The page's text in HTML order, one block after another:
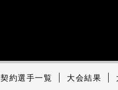
契約選手一覧 大会結果